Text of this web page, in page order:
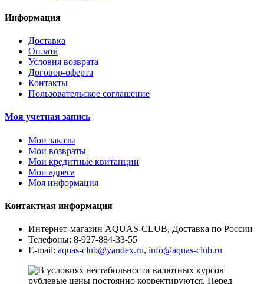
Информация
Доставка
Оплата
Условия возврата
Договор-оферта
Контакты
Пользовательское соглашение
Моя учетная запись
Мои заказы
Мои возвраты
Мои кредитные квитанции
Мои адреса
Моя информация
Контактная информация
Интернет-магазин AQUAS-CLUB, Доставка по России
Телефоны: 8-927-884-33-55
E-mail: aquas-club@yandex.ru, info@aquas-club.ru